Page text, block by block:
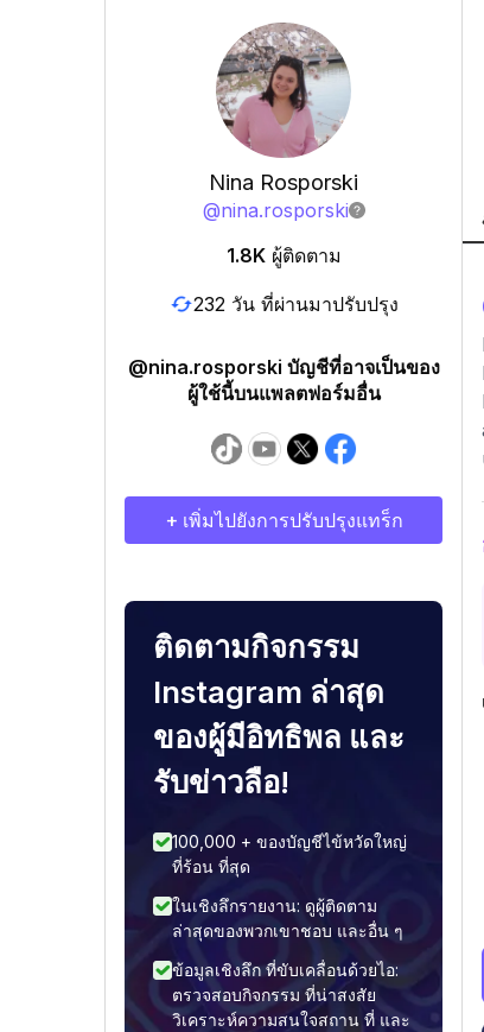
Nina Rosporski
@nina.rosporski
1.8K ผู้ติดตาม
232 วัน ที่ผ่านมาปรับปรุง
@nina.rosporski บัญชีที่อาจเป็นของ
ผู้ใช้นี้บนแพลตฟอร์มอื่น
+ เพิ่มไปยังการปรับปรุงแทร็ก
ติดตามกิจกรรม
Instagram ล่าสุด
ของผู้มีอิทธิพล และ
รับข่าวลือ!
100,000 + ของบัญชีไข้หวัดใหญ่
ที่ร้อน ที่สุด
ในเชิงลึกรายงาน: ดูผู้ติดตาม
ล่าสุดของพวกเขาชอบ และอื่น ๆ
ข้อมูลเชิงลึก ที่ขับเคลื่อนด้วยไอ:
ตรวจสอบกิจกรรม ที่น่าสงสัย
วิเคราะห์ความสนใจสถาน ที่ และ